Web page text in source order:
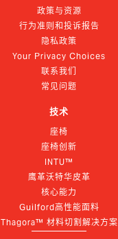
政策与资源
行为准则和投诉报告
隐私政策
Your Privacy Choices
联系我们
常见问题
技术
座椅
座椅创新
INTU™
鹰革沃特华皮革
核心能力
Guilford高性能面料
Thagora™ 材料切割解决方案